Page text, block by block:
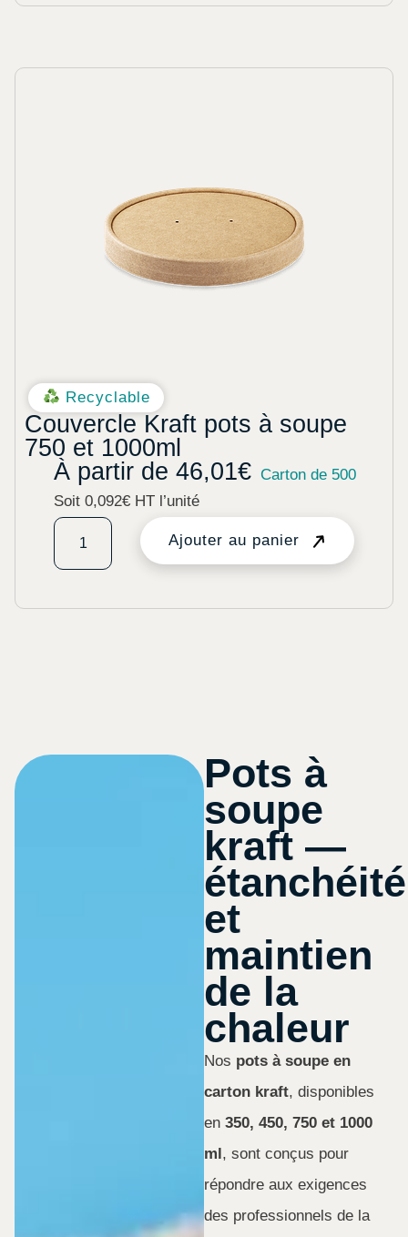
Recyclable
Couvercle Kraft pots à soupe
750 et 1000ml
À partir de 46,01€
Soit 0,092€ HT l’unité
Carton de 500
Ajouter au panier
Pots à
soupe
kraft —
étanchéité
et
maintien
de la
chaleur
Nos pots à soupe en
carton kraft, disponibles
en 350, 450, 750 et 1000
ml , sont conçus pour
répondre aux exigences
des professionnels de la